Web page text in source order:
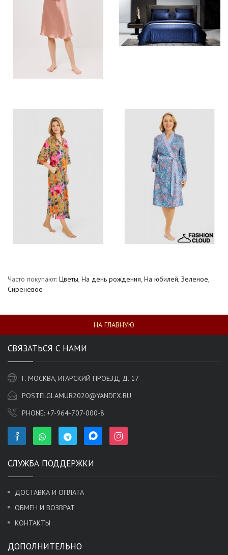
Часто покупают: Цветы, На день рождения, На юбилей, Зеленое,
Сиреневое
НА ГЛАВНУЮ
СВЯЗАТЬСЯ С НАМИ
Г. МОСКВА, ИГАРСКИЙ ПРОЕЗД, Д. 17
POSTELGLAMUR2020@YANDEX.RU
PHONE: +7-964-707-000-8
СЛУЖБА ПОДДЕРЖКИ
ДОСТАВКА И ОПЛАТА
ОБМЕН И ВОЗВРАТ
КОНТАКТЫ
ДОПОЛНИТЕЛЬНО